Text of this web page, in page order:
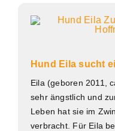
Hund Eila sucht
Eila (geboren 2011,
sehr ängstlich und
Leben hat sie im
verbracht. Für Eila